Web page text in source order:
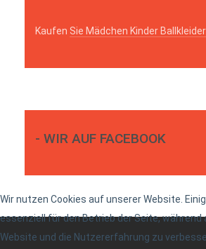
Kaufen Sie Mädchen Kinder
- WIR AUF FACEBOOK
Wir nutzen Cookies auf unserer Website.
essenziell für den Betrieb der Seite, während
Website und die Nutzererfahrung zu